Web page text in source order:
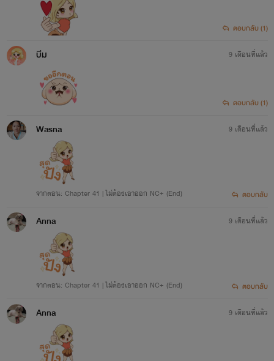
ตอบกลับ (1)
บีม 9 เดือนที่แล้ว
ตอบกลับ (1)
Wasna
จากตอน: Chapter 41 | ไม่ต้องเอาออก NC+ (End)
9 เดือนที่แล้ว
ตอบกลับ
Anna
จากตอน: Chapter 41 | ไม่ต้องเอาออก NC+ (End)
9 เดือนที่แล้ว
ตอบกลับ
Anna 9 เดือนที่แล้ว